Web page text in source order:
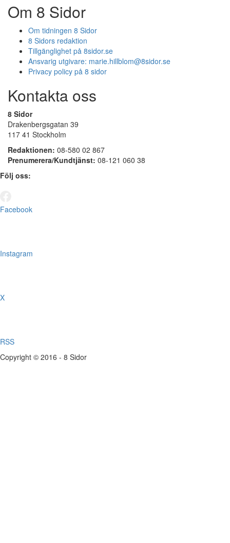
Om 8 Sidor
Om tidningen 8 Sidor
8 Sidors redaktion
Tillgänglighet på 8sidor.se
Ansvarig utgivare: marie.hillblom@8sidor.se
Privacy policy på 8 sidor
Kontakta oss
8 Sidor
Drakenbergsgatan 39
117 41 Stockholm
Redaktionen: 08-580 02 867
Prenumerera/Kundtjänst: 08-121 060 38
Följ oss:
Facebook
Instagram
X
RSS
Copyright © 2016 - 8 Sidor